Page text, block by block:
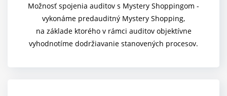
Možnosť spojenia auditov s Mystery Shoppingom -
vykonáme predauditný Mystery Shopping,
na základe ktorého v rámci auditov objektívne
vyhodnotíme dodržiavanie stanovených procesov.